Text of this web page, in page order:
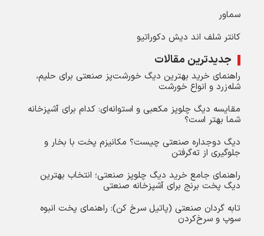
سماور
کانتر شلف اند دیش دکوراتیو
جدیدترین مقالات
راهنمای خرید بهترین دیگ خورشت‌پز صنعتی برای حلیم،
شله‌زرد و انواع خورشت
مقایسه دیگ چلوپز مکعبی و استوانه‌ای: کدام برای آشپزخانه
شما بهتر است؟
دیگ دوجداره صنعتی چیست؟ مکانیزم پخت با بخار و
جلوگیری از ته‌گرفتن
راهنمای جامع خرید دیگ چلوپز صنعتی؛ انتخاب بهترین
دیگ پخت برنج برای آشپزخانه صنعتی
تابه گردان صنعتی (پاتیل سرخ کن): راهنمای پخت انبوه
سوپ و سرخ‌کردن